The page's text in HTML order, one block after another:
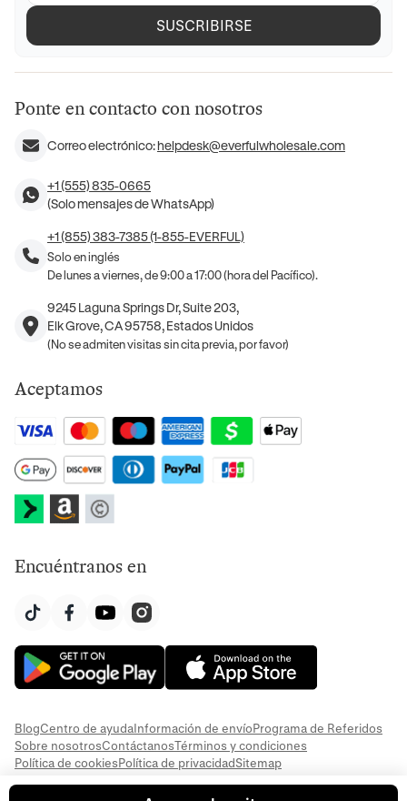
SUSCRIBIRSE
Ponte en contacto con nosotros
Correo electrónico:helpdesk@everfulwholesale.com
+1 (555) 835-0665
(Solo mensajes de WhatsApp)
+1 (855) 383-7385 (1-855-EVERFUL)
Solo en inglés
De lunes a viernes, de 9:00 a 17:00 (hora del Pacífico).
9245 Laguna Springs Dr, Suite 203,
Elk Grove, CA 95758, Estados Unidos
(No se admiten visitas sin cita previa, por favor)
Aceptamos
Encuéntranos en
BlogCentro de ayudaInformación de envíoPrograma de Referidos
Sobre nosotrosContáctanosTérminos y condiciones
Política de cookiesPolítica de privacidadSitemap